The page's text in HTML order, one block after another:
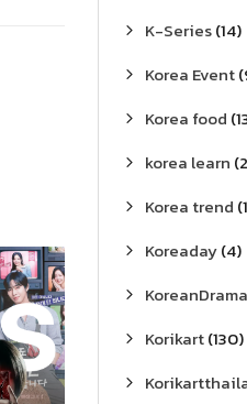
K-Series(14)
Korea Event
Korea food
korea learn
Korea trend
Koreaday(4)
Korikart(130)